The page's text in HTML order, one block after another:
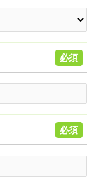
必須
必須